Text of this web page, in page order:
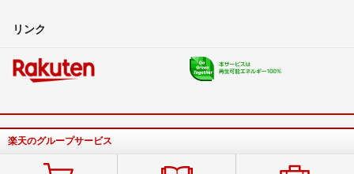
リンク
楽天のグループサービス